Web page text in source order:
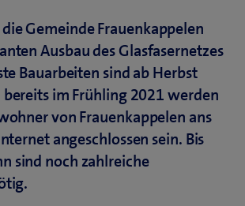
Gemeinde Frauenkappelen
Ausbau des Glasfasernetzes
Bauarbeiten sind ab Herbst
im Frühling 2021 werden
von Frauenkappelen ans
angeschlossen sein. Bis
sind noch zahlreiche